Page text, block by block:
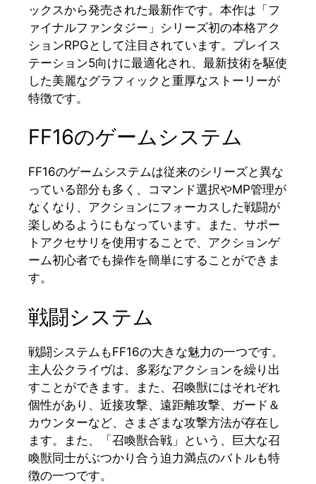
ックスから発売された最新作です。本作は「フ
ァイナルファンタジー」シリーズ初の本格アク
ションRPGとして注目されています。プレイス
テーション5向けに最適化され、最新技術を駆使
した美麗なグラフィックと重厚なストーリーが
特徴です。
FF16のゲームシステム
FF16のゲームシステムは従来のシリーズと異な
っている部分も多く、コマンド選択やMP管理が
なくなり、アクションにフォーカスした戦闘が
楽しめるようにもなっています。また、サポー
トアクセサリを使用することで、アクションゲ
ーム初心者でも操作を簡単にすることができま
す。
戦闘システム
戦闘システムもFF16の大きな魅力の一つです。
主人公クライヴは、多彩なアクションを繰り出
すことができます。また、召喚獣にはそれぞれ
個性があり、近接攻撃、遠距離攻撃、ガード＆
カウンターなど、さまざまな攻撃方法が存在し
ます。また、「召喚獣合戦」という、巨大な召
喚獣同士がぶつかり合う迫力満点のバトルも特
徴の一つです。